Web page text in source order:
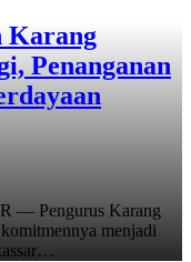
Karang
Penanganan
— Pengurus Karang
menjadi